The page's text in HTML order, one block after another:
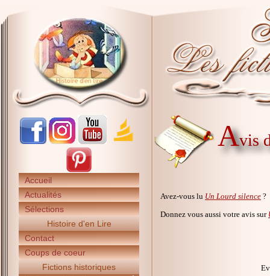
Accueil
Actualités
Sélections
Histoire d'en Lire
Contact
Coups de coeur
Fictions historiques
Avis
Avez-vous lu Un Lourd silence ?
Donnez vous aussi votre avis sur